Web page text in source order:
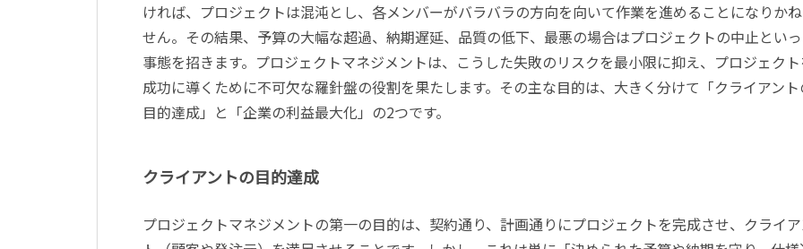
ければ、プロジェクトは混沌とし、各メンバーがバラバラの方向を向いて作業を進めることになりか
せん。その結果、予算の大幅な超過、納期遅延、品質の低下、最悪の場合はプロジェクトの中止とい
事態を招きます。プロジェクトマネジメントは、こうした失敗のリスクを最小限に抑え、プロジェクト
成功に導くために不可欠な羅針盤の役割を果たします。その主な目的は、大きく分けて「クライアント
目的達成」と「企業の利益最大化」の2つです。
クライアントの目的達成
プロジェクトマネジメントの第一の目的は、契約通り、計画通りにプロジェクトを完成させ、クライ